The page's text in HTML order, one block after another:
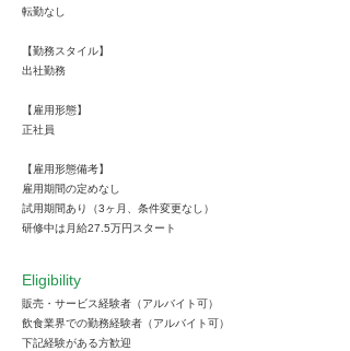
転勤なし
【勤務スタイル】
出社勤務
【雇用形態】
正社員
【雇用形態備考】
雇用期間の定めなし
試用期間あり（3ヶ月、条件変更なし）
研修中は月給27.5万円スタート
Eligibility
販売・サービス経験者（アルバイト可）
飲食業界での勤務経験者（アルバイト可）
下記経験がある方歓迎